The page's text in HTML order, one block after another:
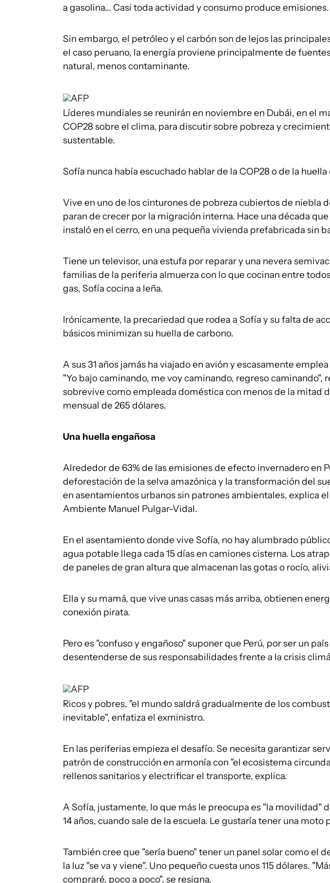
a gasolina... Casi toda actividad y consumo produce emisiones.
Sin embargo, el petróleo y el carbón son de lejos las
el caso peruano, la energía proviene principalmente de
natural, menos contaminante.
AFP
Líderes mundiales se reunirán en noviembre en Dubái, en el
COP28 sobre el clima, para discutir sobre pobreza y
sustentable.
Sofía nunca había escuchado hablar de la COP28 o de la
Vive en uno de los cinturones de pobreza cubiertos de niebla
paran de crecer por la migración interna. Hace una década
instaló en el cerro, en una pequeña vivienda prefabricada sin
Tiene un televisor, una estufa por reparar y una nevera
familias de la periferia almuerza con lo que cocinan entre
gas, Sofía cocina a leña.
Irónicamente, la precariedad que rodea a Sofía y su falta de
básicos minimizan su huella de carbono.
A sus 31 años jamás ha viajado en avión y escasamente
"Yo bajo caminando, me voy caminando, regreso caminando",
sobrevive como empleada doméstica con menos de la mitad
mensual de 265 dólares.
Una huella engañosa
Alrededor de 63% de las emisiones de efecto invernadero en
deforestación de la selva amazónica y la transformación del
en asentamientos urbanos sin patrones ambientales, explica
Ambiente Manuel Pulgar-Vidal.
En el asentamiento donde vive Sofía, no hay alumbrado
agua potable llega cada 15 días en camiones cisterna. Los
de paneles de gran altura que almacenan las gotas o rocío,
Ella y su mamá, que vive unas casas más arriba, obtienen
conexión pirata.
Pero es "confuso y engañoso" suponer que Perú, por ser un
desentenderse de sus responsabilidades frente a la crisis
AFP
Ricos y pobres, "el mundo saldrá gradualmente de los
inevitable", enfatiza el exministro.
En las periferias empieza el desafío. Se necesita garantizar
patrón de construcción en armonía con "el ecosistema
rellenos sanitarios y electrificar el transporte, explica.
A Sofía, justamente, lo que más le preocupa es "la movilidad"
14 años, cuando sale de la escuela. Le gustaría tener una moto
También cree que "sería bueno" tener un panel solar como el
la luz "se va y viene". Uno pequeño cuesta unos 115 dólares.
compraré, poco a poco", se resigna.